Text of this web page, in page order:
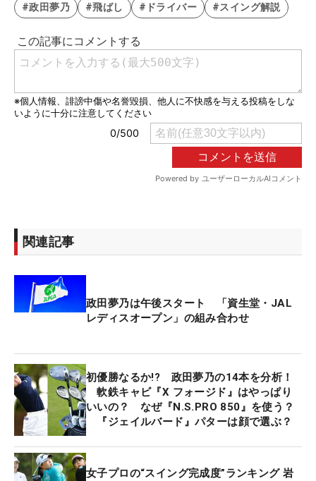
#政田夢乃 #飛ばし #ドライバー #スイング解説
関連記事
政田夢乃は午後スタート 「資生堂・JAL
レディスオープン」の組み合わせ
初優勝なるか!? 政田夢乃の14本を分析！
軟鉄キャビ『X フォージド』はやっぱり
いいの？ なぜ『N.S.PRO 850』を使う？
『ジェイルバード』パターは顔で選ぶ？
女子プロの“スイング完成度”ランキング 岩